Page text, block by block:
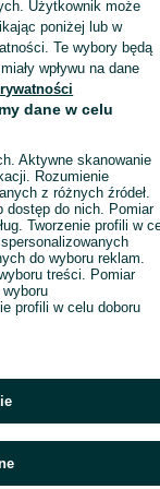
Użytkownik może
poniżej lub w
Te wybory będą
wpływu na dane
dane w celu
Aktywne skanowanie
Rozumienie
z różnych źródeł.
dostęp do nich. Pomiar
Tworzenie profili w
do wyboru reklam.
treści. Pomiar
profili w celu doboru